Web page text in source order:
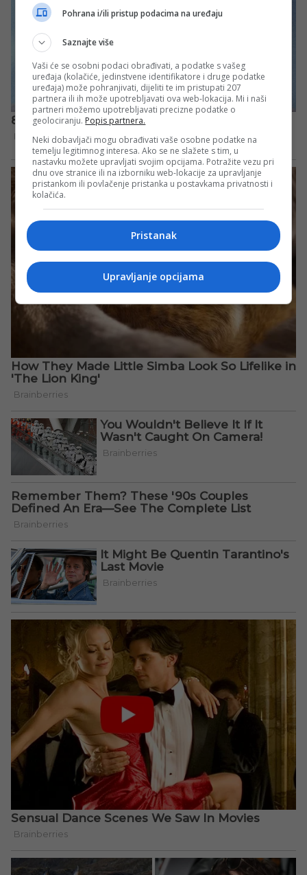
Pohrana i/ili pristup podacima na uređaju
Saznajte više
Vaši će se osobni podaci obrađivati, a podatke s vašeg
uređaja (kolačiće, jedinstvene identifikatore i druge podatke
uređaja) može pohranjivati, dijeliti te im pristupati 207
partnera ili ih može upotrebljavati ova web-lokacija. Mi i naši
partneri možemo upotrebljavati precizne podatke o
geolociranju. Popis partnera.
Neki dobavljači mogu obrađivati vaše osobne podatke na
temelju legitimnog interesa. Ako se ne slažete s tim, u
nastavku možete upravljati svojim opcijama. Potražite vezu pri
dnu ove stranice ili na izborniku web-lokacije za upravljanje
pristankom ili povlačenje pristanka u postavkama privatnosti i
kolačića.
Pristanak
Upravljanje opcijama